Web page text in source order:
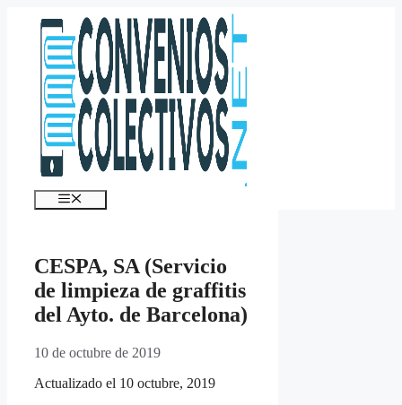
contenido
Menú
CESPA, SA (Servicio
de limpieza de graffitis
del Ayto. de Barcelona)
10 de octubre de 2019
Actualizado el 10 octubre, 2019